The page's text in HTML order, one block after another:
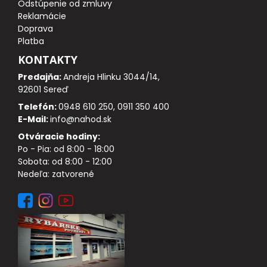
Odstúpenie od zmluvy
Reklamácie
Doprava
Platba
KONTAKTY
Predajňa:Andreja Hlinku 3044/14,
92601 Sereď
Telefón:0948 610 250, 0911 350 400
E-Mail:info@nahod.sk
Otváracie hodiny:
Po - Pia: od 8:00 - 18:00
Sobota: od 8:00 - 12:00
Nedeľa: zatvorené
DOPLNKY K NAVIJAKOM
BIŽUTÉRIA
OBRATLÍKY A KARABÍNKY
hotové náväzce
HADIČKY, PREVLEKY, ROVNÁTKA